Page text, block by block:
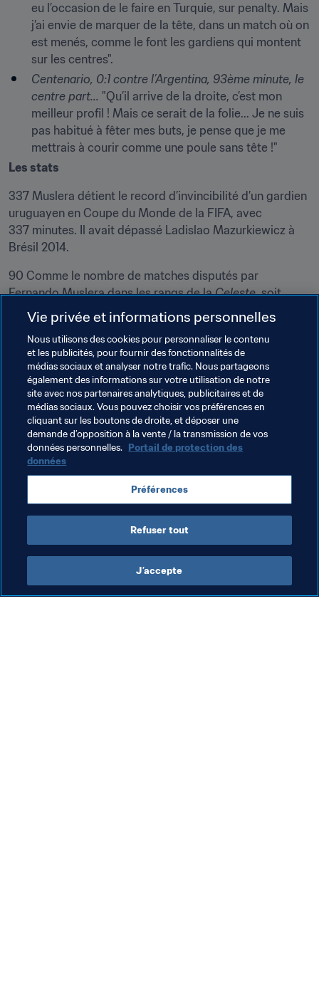
eu l’occasion de le faire en Turquie, sur penalty. Mais
j’ai envie de marquer de la tête, dans un match où on
est menés, comme le font les gardiens qui montent
sur les centres".
Centenario, 0:1 contre l’Argentina, 93ème minute, le
centre part... "Qu’il arrive de la droite, c’est mon
meilleur profil ! Mais ce serait de la folie... Je ne suis
pas habitué à fêter mes buts, je pense que je me
mettrais à courir comme une poule sans tête !"
Les stats
337 Muslera détient le record d’invincibilité d’un gardien
uruguayen en Coupe du Monde de la FIFA, avec
337 minutes. Il avait dépassé Ladislao Mazurkiewicz à
Brésil 2014.
90 Comme le nombre de matches disputés par
Fernando Muslera dans les rangs de la Celeste, soit
davantage que tout autre portier dans l’histoire de
l’équipe nationale.
1 Le nombre de titres remportés par Muslera avec
l’Uruguay : la Copa América, Argentine 2011. Le gardien
avait joué un rôle-clé dans les tirs au but en quart de
finale contre son pays de naissance. Il avait notamment
repoussé un penalty de Carlos Tevez.
Thèmes en lien
Argentina Uruguay CONMEBOL
Vie privée et informations personnelles
Nous utilisons des cookies pour personnaliser le contenu
et les publicités, pour fournir des fonctionnalités de
médias sociaux et analyser notre trafic. Nous partageons
également des informations sur votre utilisation de notre
site avec nos partenaires analytiques, publicitaires et de
médias sociaux. Vous pouvez choisir vos préférences en
cliquant sur les boutons de droite, et déposer une
demande d’opposition à la vente / la transmission de vos
données personnelles. Portail de protection des
données
Préférences
Refuser tout
J’accepte